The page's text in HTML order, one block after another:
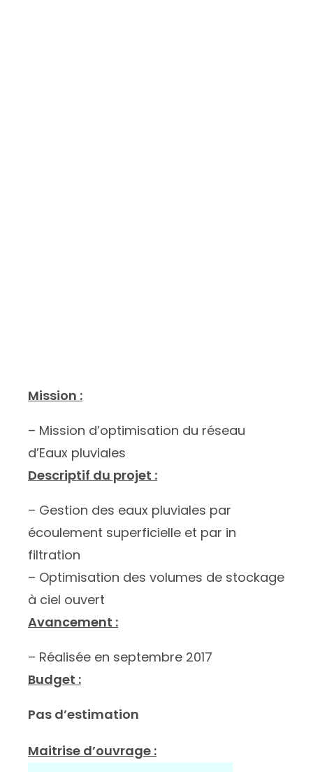
Mission :
– Mission d’optimisation du réseau
d’Eaux pluviales
Descriptif du projet :
– Gestion des eaux pluviales par
écoulement superficielle et par in
filtration
– Optimisation des volumes de stockage
à ciel ouvert
Avancement :
– Réalisée en septembre 2017
Budget :
Pas d’estimation
Maitrise d’ouvrage :